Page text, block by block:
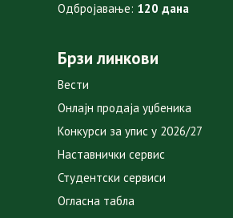
Одбројавање: 120 дана
Брзи линкови
Вести
Онлајн продаја уџбеника
Конкурси за упис у 2026/27
Наставнички сервис
Студентски сервиси
Огласна табла